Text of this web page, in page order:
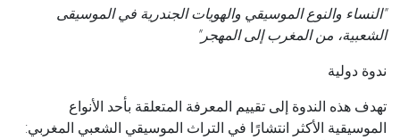
"النساء والنوع الموسيقي والهويات الجندرية في الموسيقى
الشعبية، من المغرب إلى المهجر"
ندوة دولية
تهدف هذه الندوة إلى تقييم المعرفة المتعلقة بأحد الأنواع
الموسيقية الأكثر انتشارًا في التراث الموسيقي الشعبي المغربي: